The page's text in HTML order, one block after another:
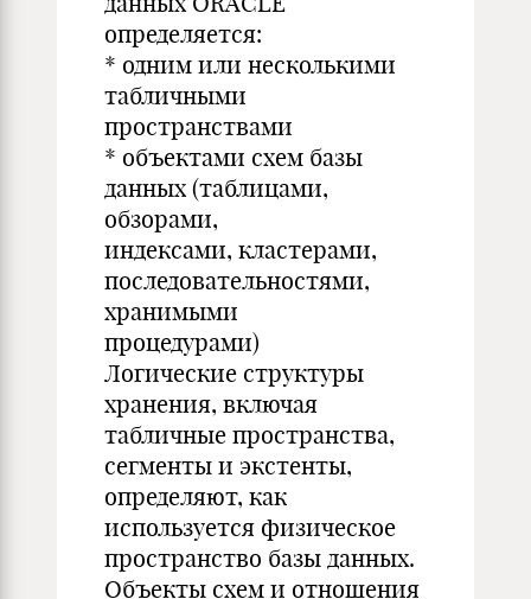
определяется:
* одним или несколькими
табличными
пространствами
* объектами схем базы
данных (таблицами,
обзорами,
индексами, кластерами,
последовательностями,
хранимыми
процедурами)
Логические структуры
хранения, включая
табличные пространства,
сегменты и экстенты,
определяют, как
используется физическое
пространство базы данных.
Объекты схем и отношения